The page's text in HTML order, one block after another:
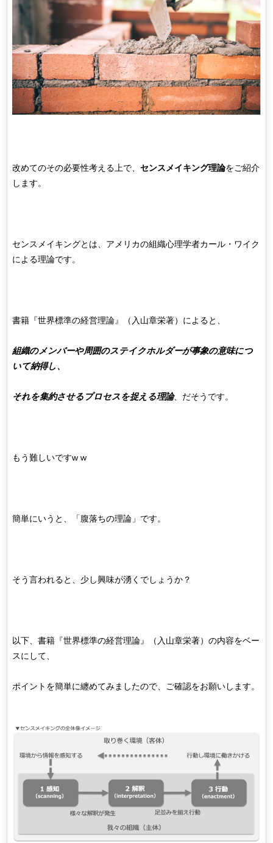
改めてのその必要性考える上で、センスメイキング理論をご紹介
します。
センスメイキングとは、アメリカの組織心理学者カール・ワイク
による理論です。
書籍『世界標準の経営理論』（入山章栄著）によると、
組織のメンバーや周囲のステイクホルダーが事象の意味につ
いて納得し、
それを集約させるプロセスを捉える理論、だそうです。
もう難しいですw w
簡単にいうと、「腹落ちの理論」です。
そう言われると、少し興味が湧くでしょうか？
以下、書籍『世界標準の経営理論』（入山章栄著）の内容をベー
スにして、
ポイントを簡単に纏めてみましたので、ご確認をお願いします。